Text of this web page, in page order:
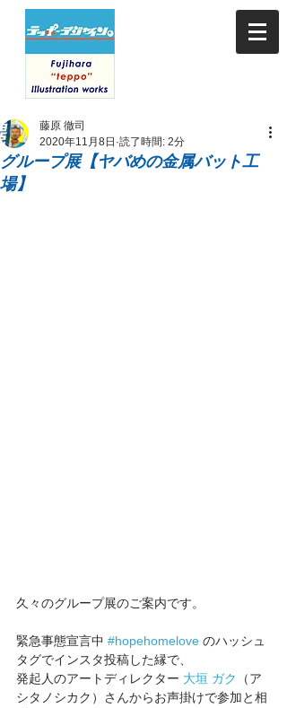
グループ展【ヤバめの金属バット工
場】
藤原 徹司
2020年11月8日 読了時間: 2分
久々のグループ展のご案内です。
緊急事態宣言中 #hopehomelove のハッシュ
タグでインスタ投稿した縁で、
発起人のアートディレクター 大垣 ガク
（ア
シタノシカク）さんからお声掛けで参加と相